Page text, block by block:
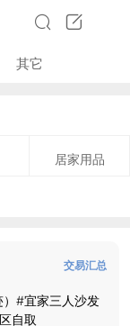
其它
居家用品
交易汇总
#宜家三人沙发
自取